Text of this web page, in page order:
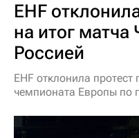
EHF
на итог матча
Россией
EHF отклонила
чемпионата Европы по